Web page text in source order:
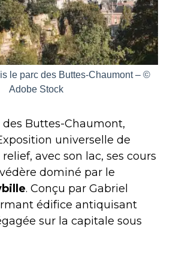
le parc des Buttes-Chaumont – ©
Adobe Stock
des Buttes-Chaumont,
universelle de
avec son lac, ses cours
dominé par le
. Conçu par Gabriel
édifice antiquisant
sur la capitale sous